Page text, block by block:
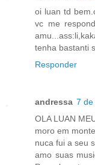
oi luan td
vc me
tenha bastanti
Responder
andressa 7 de
OLA LUAN
moro em
nuca fui a seu
amo suas